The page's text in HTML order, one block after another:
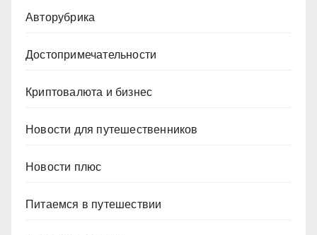
Авторубрика
Достопримечательности
Криптовалюта и бизнес
Новости для путешественников
Новости плюс
Питаемся в путешествии